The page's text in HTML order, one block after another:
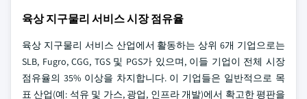
육상 지구물리 서비스 시장 점유율
육상 지구물리 서비스 산업에서 활동하는 상위 6개 기업으로는
SLB, Fugro, CGG, TGS 및 PGS가 있으며, 이들 기업이 전체 시장
점유율의 35% 이상을 차지합니다. 이 기업들은 일반적으로 목
표 산업(예: 석유 및 가스, 광업, 인프라 개발)에서 확고한 평판을